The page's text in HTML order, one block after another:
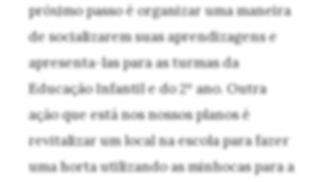
próximo passo é organizar uma maneira
de socializarem suas aprendizagens e
apresenta-las para as turmas da
Educação Infantil e do 2º ano. Outra
ação que está nos nossos planos é
revitalizar um local na escola para fazer
uma horta utilizando as minhocas para a